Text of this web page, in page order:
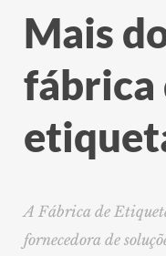
Mais
fábrica
A Fábrica de
fornecedora de